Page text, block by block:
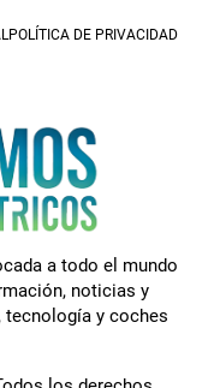
POLÍTICA DE PRIVACIDAD
a todo el mundo
noticias y
tecnología y coches